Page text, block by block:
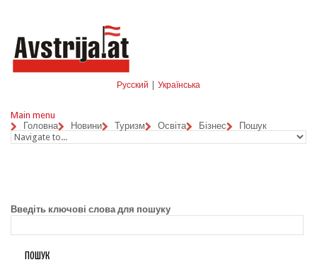
Русский Українська
Main menu
Головна
Новини Туризм Освіта Бізнес Пошук
Введіть ключові слова для пошуку